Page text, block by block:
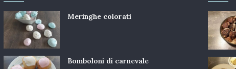
Meringhe colorati
Bomboloni di carnevale